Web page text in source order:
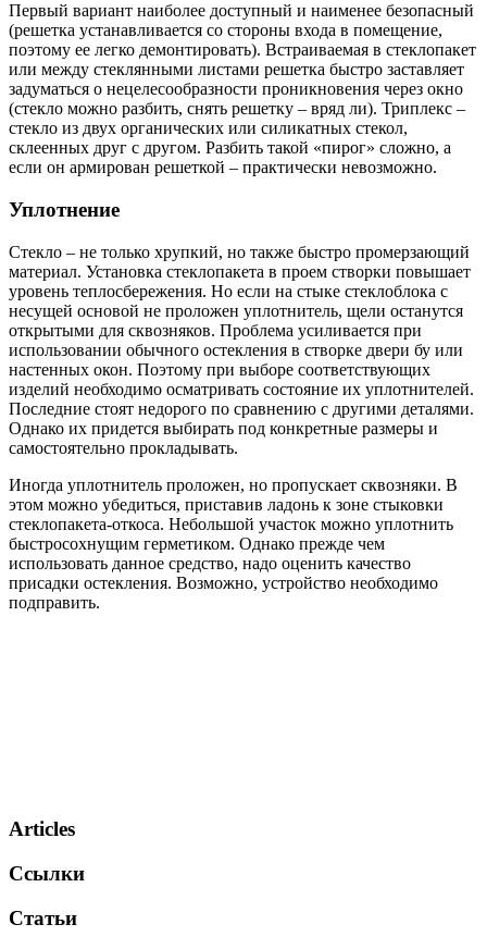
Первый вариант наиболее доступный и наименее безопасный
(решетка устанавливается со стороны входа в помещение,
поэтому ее легко демонтировать). Встраиваемая в стеклопакет
или между стеклянными листами решетка быстро заставляет
задуматься о нецелесообразности проникновения через окно
(стекло можно разбить, снять решетку – вряд ли). Триплекс –
стекло из двух органических или силикатных стекол,
склеенных друг с другом. Разбить такой «пирог» сложно, а
если он армирован решеткой – практически невозможно.
Уплотнение
Стекло – не только хрупкий, но также быстро промерзающий
материал. Установка стеклопакета в проем створки повышает
уровень теплосбережения. Но если на стыке стеклоблока с
несущей основой не проложен уплотнитель, щели останутся
открытыми для сквозняков. Проблема усиливается при
использовании обычного остекления в створке двери бу или
настенных окон. Поэтому при выборе соответствующих
изделий необходимо осматривать состояние их уплотнителей.
Последние стоят недорого по сравнению с другими деталями.
Однако их придется выбирать под конкретные размеры и
самостоятельно прокладывать.
Иногда уплотнитель проложен, но пропускает сквозняки. В
этом можно убедиться, приставив ладонь к зоне стыковки
стеклопакета-откоса. Небольшой участок можно уплотнить
быстросохнущим герметиком. Однако прежде чем
использовать данное средство, надо оценить качество
присадки остекления. Возможно, устройство необходимо
подправить.
Articles
Ссылки
Статьи